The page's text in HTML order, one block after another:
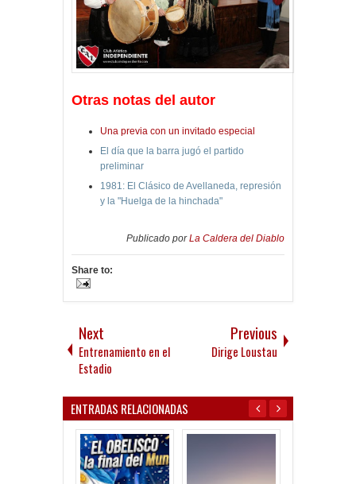
Otras notas del autor
Una previa con un invitado especial
El día que la barra jugó el partido
preliminar
1981: El Clásico de Avellaneda, represión
y la "Huelga de la hinchada"
Publicado porLa Caldera del Diablo
Share to:
Next
Entrenamiento en el
Estadio
Previous
Dirige Loustau
ENTRADAS RELACIONADAS